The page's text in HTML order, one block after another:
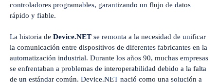
controladores programables, garantizando un flujo de datos
rápido y fiable.
La historia de Device.NET se remonta a la necesidad de unificar
la comunicación entre dispositivos de diferentes fabricantes en la
automatización industrial. Durante los años 90, muchas empresas
se enfrentaban a problemas de interoperabilidad debido a la falta
de un estándar común. Device.NET nació como una solución a